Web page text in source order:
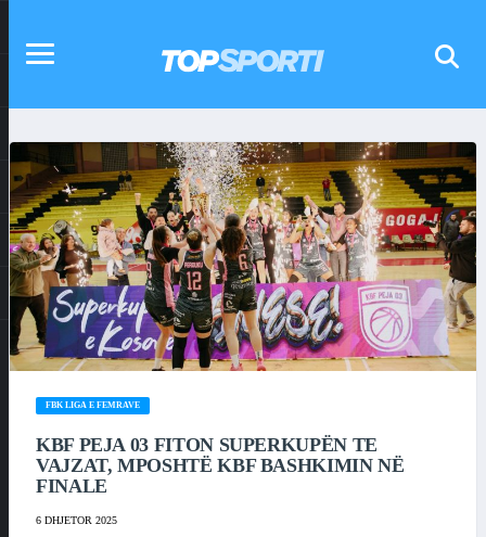
FBK LIGA E FEMRAVE
KBF PEJA 03 FITON SUPERKUPËN TE
VAJZAT, MPOSHTË KBF BASHKIMIN NË
FINALE
6 DHJETOR 2025